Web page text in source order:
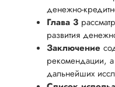
денежно-
Глава 3
развития
Заключение
рекомендации, а
дальнейших